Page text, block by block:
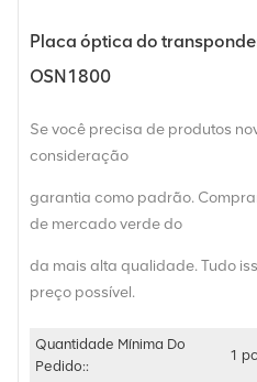
Placa óptica do
OSN1800
Se você precisa de produtos
consideração
garantia como padrão.
de mercado verde do
da mais alta qualidade. Tudo
preço possível.
Quantidade Mínima Do
Pedido::
1 pc